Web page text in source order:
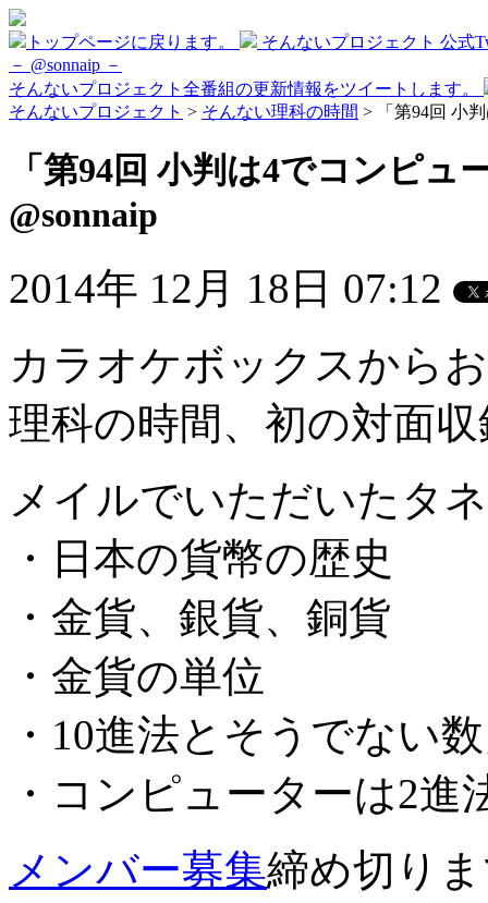
トップページに戻ります。
そんないプロジェクト 公式
－ @sonnaip －
そんないプロジェクト全番組の更新情報をツイートします。
そんないプロジェクト > そんない理科の時間 > 「第94回 小
「第94回 小判は4でコンピ
@sonnaip
2014年 12月 18日 07:12
カラオケボックスから
理科の時間、初の対面
メイルでいただいたタ
・日本の貨幣の歴史
・金貨、銀貨、銅貨
・金貨の単位
・10進法とそうでない
・コンピューターは2進
メンバー募集締め切り